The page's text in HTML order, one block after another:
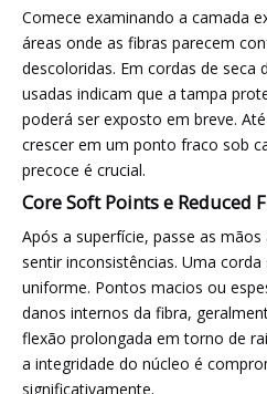
Comece examinando a camada
áreas onde as fibras parecem
descoloridas. Em cordas de seca
usadas indicam que a tampa
poderá ser exposto em breve.
crescer em um ponto fraco sob
precoce é crucial.
Core Soft Points e Reduced
Após a superfície, passe as
sentir inconsistências. Uma
uniforme. Pontos macios ou
danos internos da fibra,
flexão prolongada em torno de
a integridade do núcleo é
significativamente.